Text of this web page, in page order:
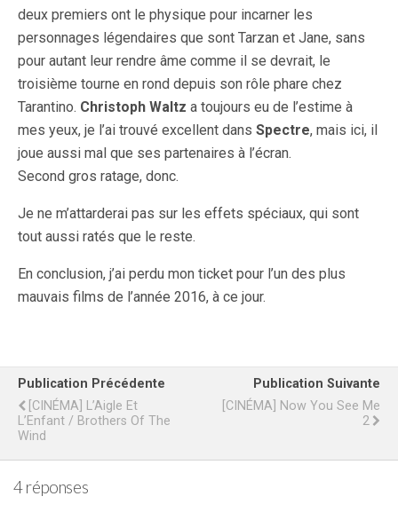
deux premiers ont le physique pour incarner les
personnages légendaires que sont Tarzan et Jane, sans
pour autant leur rendre âme comme il se devrait, le
troisième tourne en rond depuis son rôle phare chez
Tarantino. Christoph Waltz a toujours eu de l’estime à
mes yeux, je l’ai trouvé excellent dans Spectre, mais ici, il
joue aussi mal que ses partenaires à l’écran.
Second gros ratage, donc.
Je ne m’attarderai pas sur les effets spéciaux, qui sont
tout aussi ratés que le reste.
En conclusion, j’ai perdu mon ticket pour l’un des plus
mauvais films de l’année 2016, à ce jour.
Publication Précédente
[CINÉMA] L’Aigle Et
L’Enfant / Brothers Of The
Wind
Publication Suivante
[CINÉMA] Now You See Me
2
4 réponses